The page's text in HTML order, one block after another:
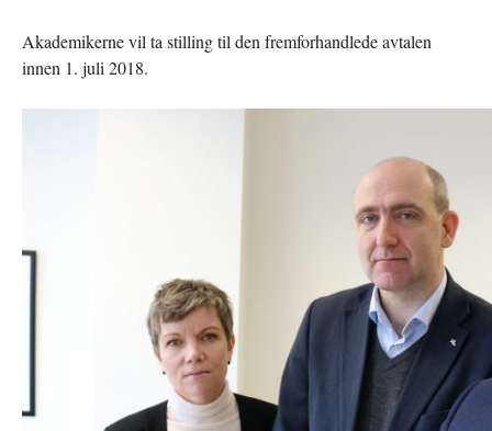
Akademikerne vil ta stilling til den fremforhandlede avtalen
innen 1. juli 2018.